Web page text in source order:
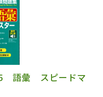
語彙 スピードマ